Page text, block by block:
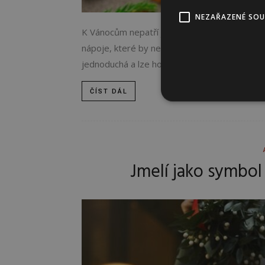
K Vánocům nepatří jen stromeček a dárky,
nápoje, které by neměly o svátcích chybět,
jednoduchá a lze ho i darovat! Horký nápoj...
ČÍST DÁL
Jmelí jako
NEZAŘAZENÉ